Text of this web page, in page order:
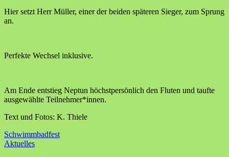
Hier setzt Herr Müller, einer der beiden späteren Sieger, zum Sprung
an.
Perfekte Wechsel inklusive.
Am Ende entstieg Neptun höchstpersönlich den Fluten und taufte
ausgewählte Teilnehmer*innen.
Text und Fotos: K. Thiele
Schwimmbadfest
Aktuelles